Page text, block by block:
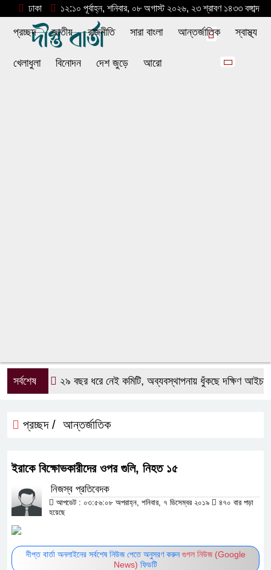
ঢাকা ১২:১০ পূর্বাহ্ন, শনিবার, ০৮ অগাস্ট ২০২৬, ২৩ শ্রাবণ ১৪৩৩ বঙ্গাব্দ
প্রচ্ছদ জাতীয় রাজনীতি সারা বাংলা আন্তর্জাতিক স্বাস্থ্য
খেলাধুলা বিনোদন দেশ জুড়ে আরো
সর্বশেষ ২৯ বছর ধরে নেই কমিটি, অব্যবস্থাপনায় ধুঁকছে দক্ষিণ আইচা
প্রচ্ছদ / আন্তর্জাতিক
ইরাকে বিক্ষোভকারীদের ওপর গুলি, নিহত ১৫
নিজস্ব প্রতিবেদক
আপডেট : ০৩:৫৬:০৮ অপরাহ্ন, শনিবার, ৭ ডিসেম্বর ২০১৯
৪৭০ বার পড়া
হয়েছে
দীপ্ত বার্তা অনলাইনের সর্বশেষ নিউজ পেতে অনুসরণ করুনগুগল নিউজ (Google
News) ফিডটি